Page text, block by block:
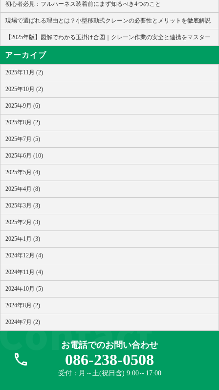
初心者必見：フルハーネス装着前にまず知るべき4つのこと
現場で選ばれる理由とは？小型移動式クレーンの必要性とメリットを徹底解説
【2025年版】図解でわかる玉掛け合図｜クレーン作業の安全と連携をマスター
アーカイブ
2025年11月 (2)
2025年10月 (2)
2025年9月 (6)
2025年8月 (2)
2025年7月 (5)
2025年6月 (10)
2025年5月 (4)
2025年4月 (8)
2025年3月 (3)
2025年2月 (3)
2025年1月 (3)
2024年12月 (4)
2024年11月 (4)
2024年10月 (5)
2024年8月 (2)
2024年7月 (2)
お電話でのお問い合わせ
086-238-0508
受付：月～土(祝日含) 9:00～17:00